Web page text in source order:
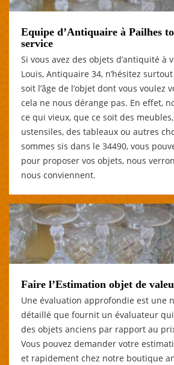
Equipe d’Antiquaire à Pailhes
service
Si vous avez des objets d’antiquité à
Louis, Antiquaire 34, n’hésitez
soit l’âge de l’objet dont vous voulez
cela ne nous dérange pas. En effet,
ce qui vieux, que ce soit des
ustensiles, des tableaux ou autres
sommes sis dans le 34490, vous
pour proposer vos objets, nous
nous conviennent.
Faire l’Estimation objet de
Une évaluation approfondie est une
détaillé que fournit un évaluateur
des objets anciens par rapport au
Vous pouvez demander votre
et rapidement chez notre boutique